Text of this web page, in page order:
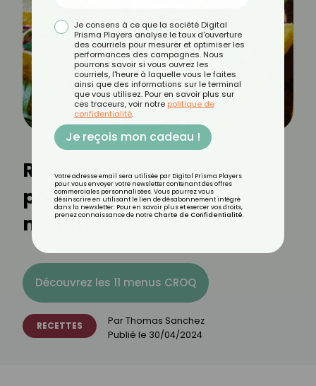
Recette de tacos de
poisson avec salsa
mangue
Découvrez les 11 menus CROQ
RECETTES ParThomas Sanchez
Publié le 30/04/2024
Je consens à ce que la société Digital
Prisma Players analyse le taux d'ouverture
des courriels pour mesurer et optimiser les
performances des campagnes. Nous
pourrons savoir si vous ouvrez les
courriels, l'heure à laquelle vous le faites
ainsi que des informations sur le terminal
que vous utilisez. Pour en savoir plus sur
ces traceurs, voir notre politique de
confidentialité.
Je reçois mon cadeau !
Votre adresse email sera utilisée par Digital Prisma Players
pour vous envoyer votre newsletter contenant des offres
commerciales personnalisées. Vous pourrez vous
désinscrire en utilisant le lien de désabonnement intégré
dans la newsletter. Pour en savoir plus et exercer vos droits,
prenez connaissance de notre Charte de Confidentialité.